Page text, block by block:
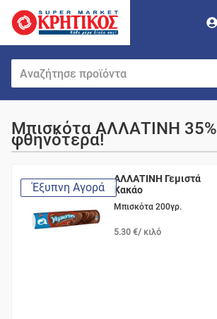
Μπισκότα ΑΛΛΑΤΙΝΗ 35%
φθηνότερα!
Έξυπνη Αγορά
ΑΛΛΑΤΙΝΗ Γεμιστά
Κακάο
Μπισκότα 200γρ.
5.30 €/ κιλό